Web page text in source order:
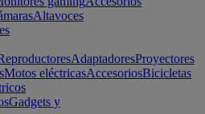
Altavoces
AdaptadoresProyectores
Motos eléctricasAccesoriosBicicletas
Gadgets y